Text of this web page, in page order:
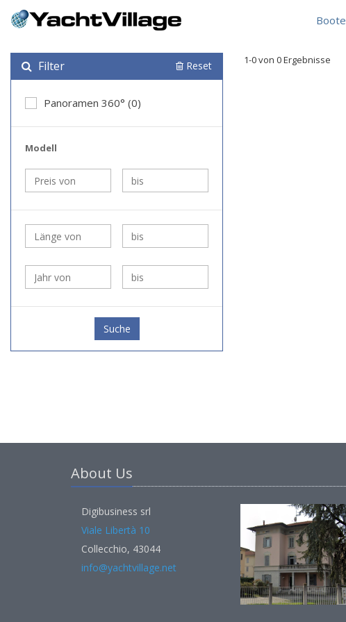
Boote
Filter Reset
Panoramen 360° (0)
Modell
Suche
1-0 von 0 Ergebnisse
About Us
Digibusiness srl
Viale Libertà 10
Collecchio, 43044
info@yachtvillage.net